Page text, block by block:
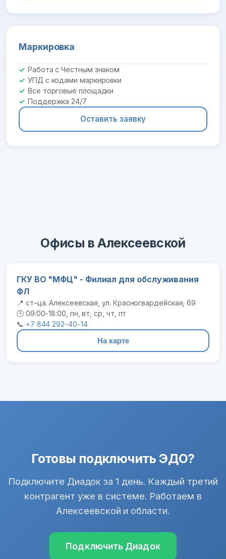
Маркировка
Работа с Честным знаком
УПД с кодами маркировки
Все торговые площадки
Поддержка 24/7
Оставить заявку
Офисы в Алексеевской
ГКУ ВО "МФЦ" - Филиал для обслуживания
ФЛ
📍 ст-ца. Алексеевская, ул. Красногвардейская, 69
🕒 09:00-18:00, пн, вт, ср, чт, пт
📞 +7 844 292-40-14
На карте
Готовы подключить ЭДО?
Подключите Диадок за 1 день. Каждый третий
контрагент уже в системе. Работаем в
Алексеевской и области.
Подключить Диадок